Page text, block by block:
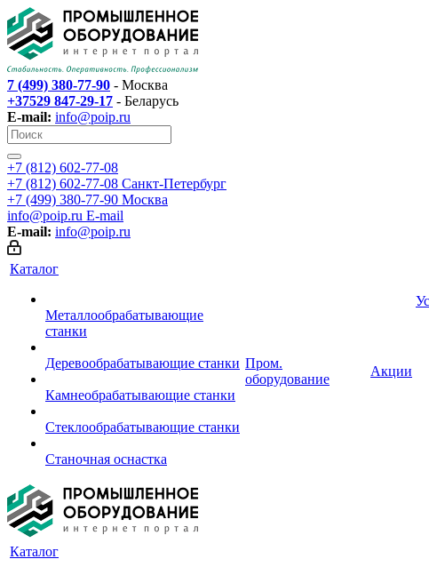
7 (499) 380-77-90 - Москва
+37529 847-29-17 - Беларусь
E-mail: info@poip.ru
+7 (812) 602-77-08
+7 (812) 602-77-08 Санкт-Петербург
+7 (499) 380-77-90 Москва
info@poip.ru E-mail
E-mail: info@poip.ru
Каталог
Металлообрабатывающие
станки
Деревообрабатывающие станки
Камнеобрабатывающие станки
Стеклообрабатывающие станки
Станочная оснастка
Пром.
оборудование
Акции
Каталог